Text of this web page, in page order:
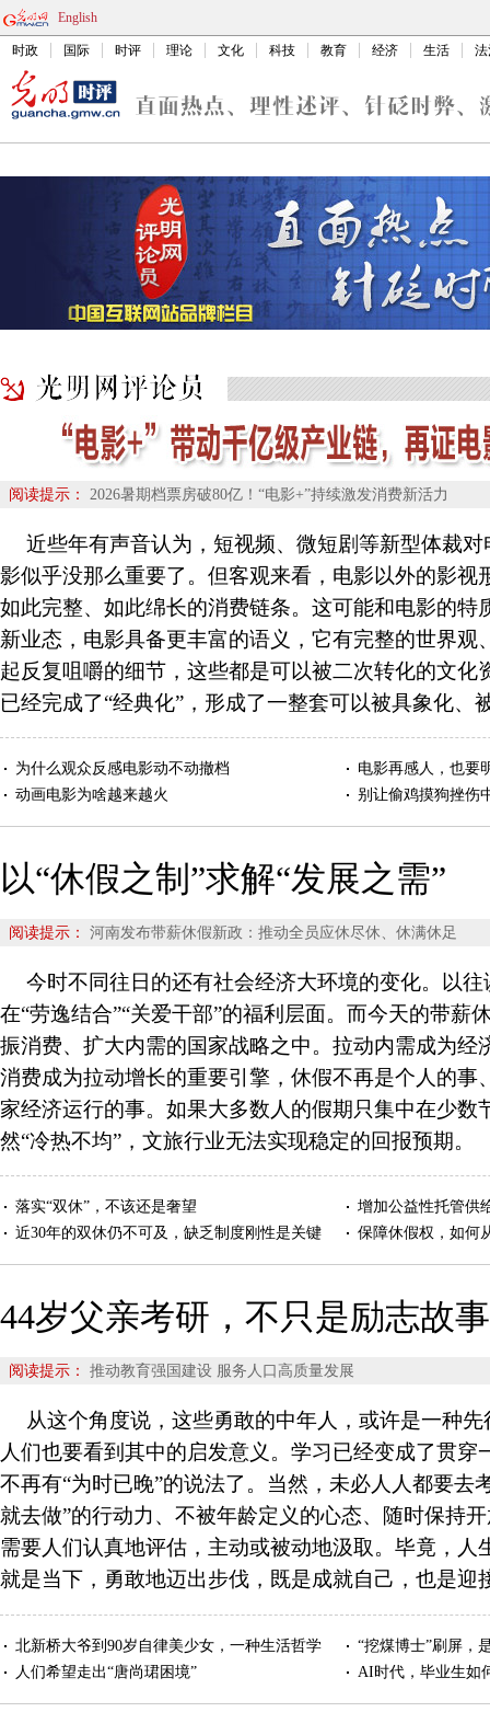
English
时政 国际 时评 理论 文化 科技 教育 经济 生活
阅读提示： 2026暑期档票房破80亿！“电影+”持续激发消费新活力
近些年有声音认为，短视频、微短剧等新型体裁
影似乎没那么重要了。但客观来看，电影以外的影视
如此完整、如此绵长的消费链条。这可能和电影的特
新业态，电影具备更丰富的语义，它有完整的世界观
起反复咀嚼的细节，这些都是可以被二次转化的文化
已经完成了“经典化”，形成了一整套可以被具象化、
为什么观众反感电影动不动撤档
电影再感人，也要
动画电影为啥越来越火
别让偷鸡摸狗挫伤
以“休假之制”求解“发展之需”
阅读提示： 河南发布带薪休假新政：推动全员应休尽休、休满休足
今时不同往日的还有社会经济大环境的变化。以
在“劳逸结合”“关爱干部”的福利层面。而今天的带薪
振消费、扩大内需的国家战略之中。拉动内需成为经
消费成为拉动增长的重要引擎，休假不再是个人的事
家经济运行的事。如果大多数人的假期只集中在少数
然“冷热不均”，文旅行业无法实现稳定的回报预期。
落实“双休”，不该还是奢望
增加公益性托管供
近30年的双休仍不可及，缺乏制度刚性是关键
保障休假权，如何
44岁父亲考研，不只是励志故事
阅读提示： 推动教育强国建设 服务人口高质量发展
从这个角度说，这些勇敢的中年人，或许是一种
人们也要看到其中的启发意义。学习已经变成了贯穿
不再有“为时已晚”的说法了。当然，未必人人都要去
就去做”的行动力、不被年龄定义的心态、随时保持
需要人们认真地评估，主动或被动地汲取。毕竟，人
就是当下，勇敢地迈出步伐，既是成就自己，也是迎
北新桥大爷到90岁自律美少女，一种生活哲学
“挖煤博士”刷屏，
人们希望走出“唐尚珺困境”
AI时代，毕业生如